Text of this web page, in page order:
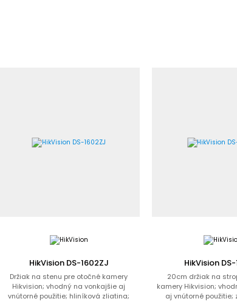
HikVision DS-1602ZJ
Držiak na stenu pre otočné kamery
Hikvision; vhodný na vonkajšie aj
vnútorné použitie; hliníková zliatina;
HikVision DS-
20cm držiak na
kamery Hikvision;
aj vnútorné